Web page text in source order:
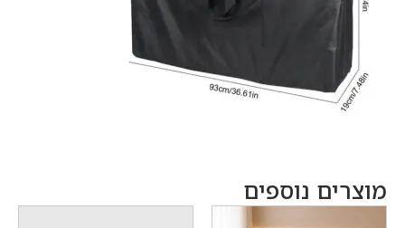
מוצרים נוספים